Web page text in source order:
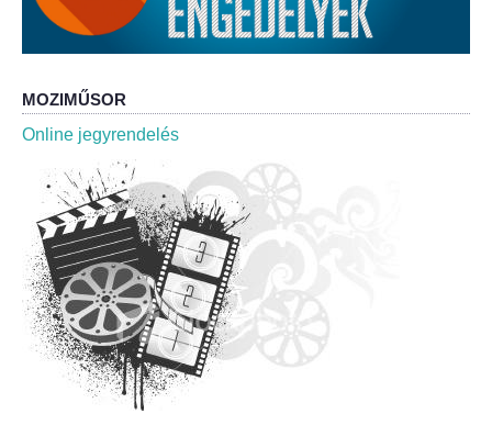
Roma Nemzetiségi Önkormányzat
Roma Nemzetiségi Önkormányzat ülések
Rendeletek
Polgármesteri normatív határozatok
Önkormányzati támogatások
Szabályzatok
Pályázatok
MOZIMŰSOR
Online jegyrendelés